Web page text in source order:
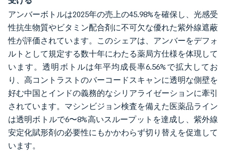
アンバーボトルは2025年の売上の45.98%を確保し、光感受
性抗生物質やビタミン配合剤に不可欠な優れた紫外線遮蔽
性が評価されています。このシェアは、アンバーをデフォ
ルトとして規定する数十年にわたる薬局方仕様を体現して
います。透明ボトルは年平均成長率6.56%で拡大してお
り、高コントラストのバーコードスキャンに透明な側壁を
好む中国とインドの義務的なシリアライゼーションに牽引
されています。マシンビジョン検査を備えた医薬品ライン
は透明ボトルで6〜8%高いスループットを達成し、紫外線
安定化賦形剤の必要性にもかかわらず切り替えを促進して
います。